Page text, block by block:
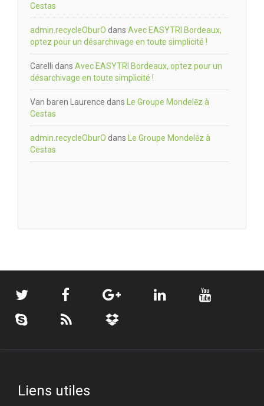
Cestas
admin.recycleOburO dans Avec EASYTRI Bordeaux,
optez pour un désarchivage en toute simplicité !
Carelli dans Avec EASYTRI Bordeaux, optez pour un
désarchivage en toute simplicité !
Van baren Laurence dans
Le Groupe Mondelēz à
Cestas
admin.recycleOburO dans
Le Groupe Mondelēz à
Cestas
Liens utiles